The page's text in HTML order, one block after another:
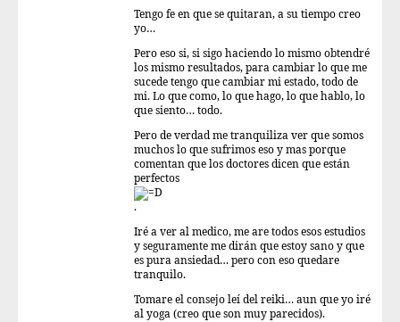
Tengo fe en que se quitaran, a su tiempo creo
yo…
Pero eso si, si sigo haciendo lo mismo obtendré
los mismo resultados, para cambiar lo que me
sucede tengo que cambiar mi estado, todo de
mi. Lo que como, lo que hago, lo que hablo, lo
que siento… todo.
Pero de verdad me tranquiliza ver que somos
muchos lo que sufrimos eso y mas porque
comentan que los doctores dicen que están
perfectos
.
Iré a ver al medico, me are todos esos estudios
y seguramente me dirán que estoy sano y que
es pura ansiedad… pero con eso quedare
tranquilo.
Tomare el consejo leí del reiki… aun que yo iré
al yoga (creo que son muy parecidos).